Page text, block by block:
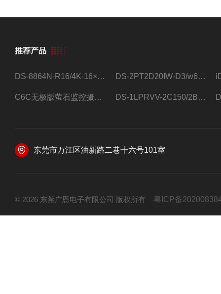
推荐产品
DS-8864N-R16/4K-16×4T/希捷16盘位录像机 DS-2PT2D20IW-D3/w64路高清硬盘录像机
C6C无极版萤石监控摄像头 DS-1LPRVV-2C150/2B监控室外夜视高清电源线护套线200米/卷
东莞市万江区油新路二巷十六号101室
© 2026 东莞广恩电子有限公司 版权所有 粤ICP备